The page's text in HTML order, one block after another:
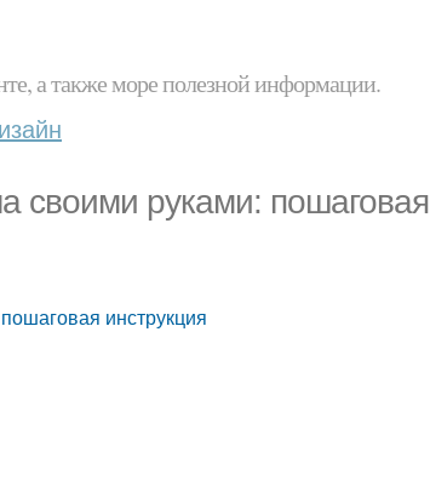
а также море полезной информации.
своими руками: пошаговая
инструкция